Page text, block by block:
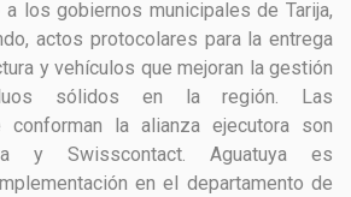
a los gobiernos municipales de Tarija,
actos protocolares para la entrega
y vehículos que mejoran la gestión
sólidos en la región. Las
conforman la alianza ejecutora son
y Swisscontact. Aguatuya es
en el departamento de